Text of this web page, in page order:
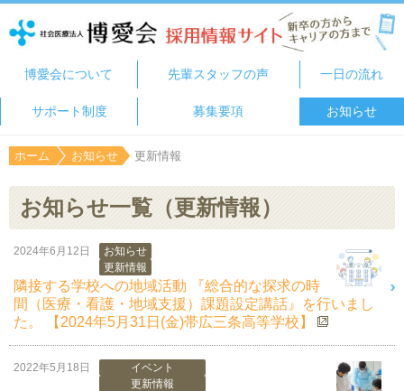
博愛会について 先輩スタッフの声 一日の流れ
サポート制度 募集要項 お知らせ
ホーム お知らせ 更新情報
お知らせ一覧（更新情報）
2024年6月12日
お知らせ
更新情報
隣接する学校への地域活動 『総合的な探求の時
間（医療・看護・地域支援）課題設定講話』を行いまし
た。 【2024年5月31日(金)帯広三条高等学校】
2022年5月18日
イベント
更新情報